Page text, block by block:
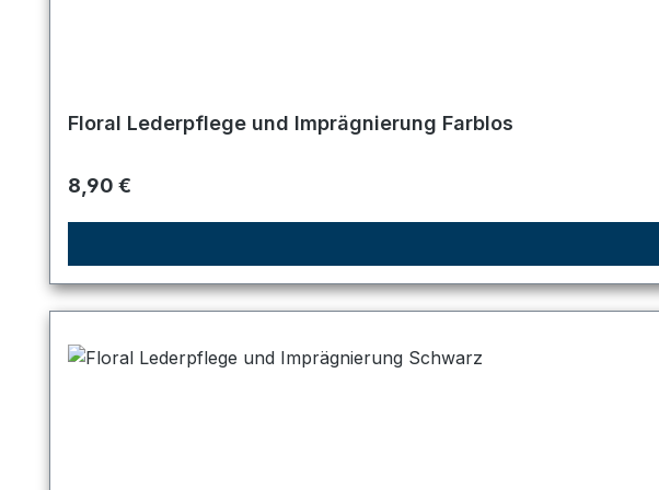
Floral Lederpflege und Imprägnierung Farblos
Regulärer Preis:
8,90 €